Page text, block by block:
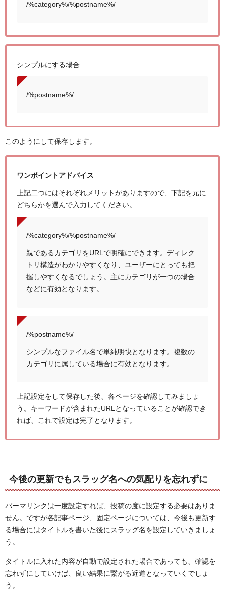
/%category%/%postname%/
シンプルにする場合
/%postname%/
このようにして保存します。
ワンポイントアドバイス
上記二つにはそれぞれメリットがありますので、下記を元に
どちらかを選んで入力してください。
/%category%/%postname%/
親であるカテゴリをURLで明確にできます。ディレク
トリ構造がわかりやすくなり、ユーザーにとっても把
握しやすくなるでしょう。主にカテゴリが一つの場合
などに有効となります。
/%postname%/
シンプルなファイル名で単純明快となります。複数の
カテゴリに属している場合に有効となります。
上記設定をして保存した後、各ページを確認してみましょ
う。キーワードが含まれたURLとなっていることが確認でき
れば、これで設定は完了となります。
今後の更新でもスラッグ名への気配りを忘れずに
パーマリンクは一度設定すれば、投稿の度に設定する必要はありま
せん。ですが各記事ページ、固定ページについては、今後も更新す
る場合にはタイトルを書いた後にスラッグ名を設定していきましょ
う。
タイトルに入れた内容が自動で設定された場合であっても、確認を
忘れずにしていけば、良い結果に繋がる近道となっていくでしょ
う。